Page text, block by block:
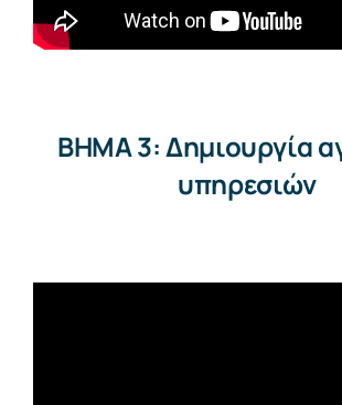
BHMA 3: Δημιουργία
υπηρεσιών